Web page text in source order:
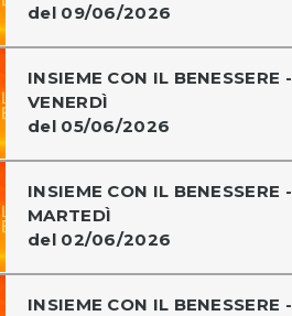
del 09/06/2026
INSIEME CON IL BENESSERE -
VENERDÌ
del 05/06/2026
INSIEME CON IL BENESSERE -
MARTEDÌ
del 02/06/2026
INSIEME CON IL BENESSERE -